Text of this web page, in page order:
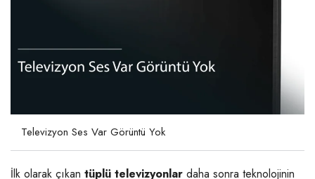
Televizyon Ses Var Görüntü Yok
İlk olarak çıkan tüplü televizyonlar daha sonra teknolojinin